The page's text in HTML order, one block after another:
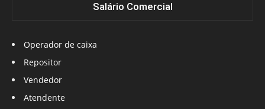
Salário Comercial
Operador de caixa
Repositor
Vendedor
Atendente